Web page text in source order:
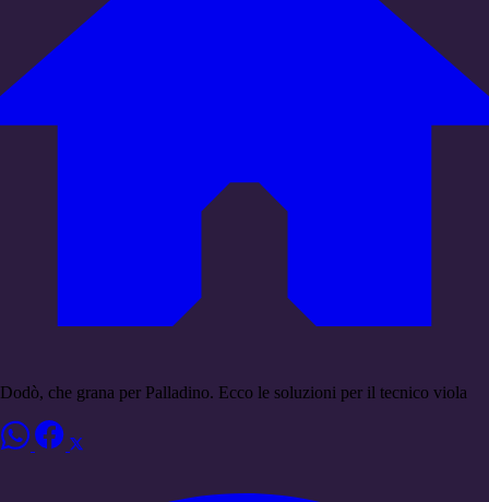
Dodò, che grana per Palladino. Ecco le soluzioni per il tecnico viola